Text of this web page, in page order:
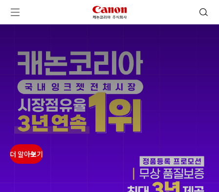
메뉴 열기 캐논코리아 주식회사 로고 검색 열기
ㅤㅤ
ㅤㅤ
ㅤㅤ
ㅤㅤ
더 알아보기